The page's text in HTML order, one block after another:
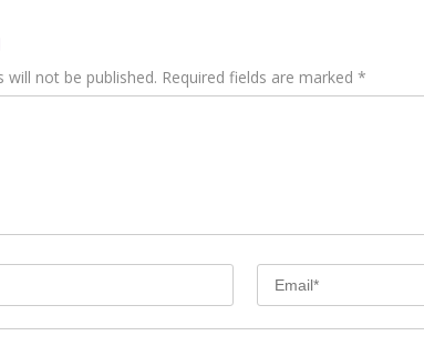
will not be published. Required fields are marked *